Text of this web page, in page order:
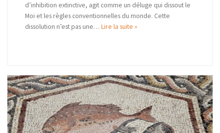
d’inhibition extinctive, agit comme un déluge qui dissout le
Moi et les règles conventionnelles du monde. Cette
dissolution n’est pas une… Lire la suite »